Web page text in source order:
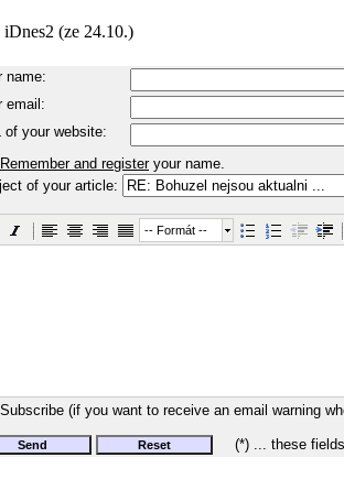
iDnes2 (ze 24.10.)
name:
email:
of your website:
Remember and registeryour name.
of your article:
-- Formát --
Subscribe (if you want to receive an email warning
(*) ... these fields